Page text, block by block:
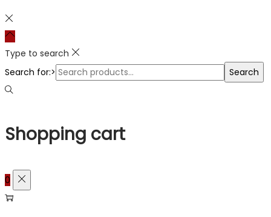
Type to search
Search for:>
Search
Shopping cart
0